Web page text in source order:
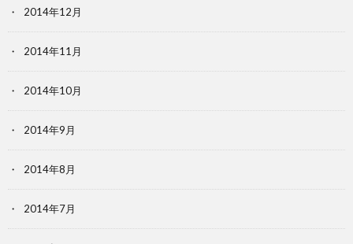
2014年12月
2014年11月
2014年10月
2014年9月
2014年8月
2014年7月